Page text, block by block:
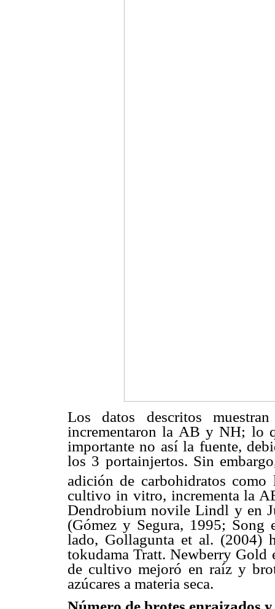
Los datos descritos
incrementaron la AB y NH; lo
importante no así la fuente,
los 3 portainjertos. Sin
adición de carbohidratos
cultivo in vitro, incrementa la
Dendrobium novile Lindl y en
(Gómez y Segura, 1995;
lado, Gollagunta et al. (2004)
tokudama Tratt. Newberry
de cultivo mejoró en raíz y
azúcares a materia seca.